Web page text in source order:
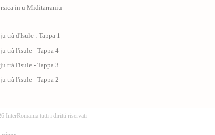
in u Miditarraniu
trà d'Isule : Tappa 1
trà l'isule - Tappa 4
trà l'isule - Tappa 3
trà l'isule - Tappa 2
InterRomania tutti i diritti riservati